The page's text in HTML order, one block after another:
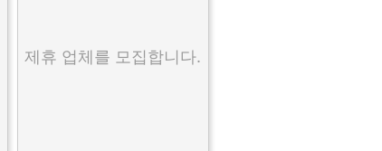
제휴 업체를 모집합니다.